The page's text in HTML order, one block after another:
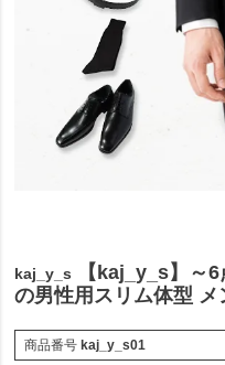
kaj_y_s
【kaj_y_s】～
の男性用スリム体型 メ
商品番号 kaj_y_s01